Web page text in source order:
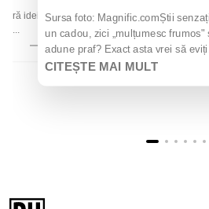
idei
la...
Sursa foto: Magnific.comȘtii
un cadou, zici „mulțumesc frumos"
adune praf? Exact asta vrei să
CITEȘTE MAI MULT